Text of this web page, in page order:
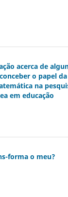
acerca de
o papel da
na
em educação
forma o meu?